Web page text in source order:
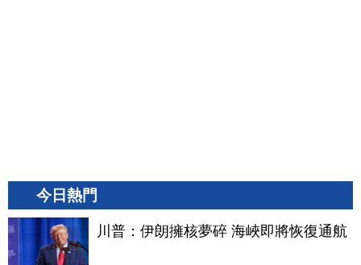
今日熱門
川普：伊朗擁核夢碎 海峽即將恢復通航